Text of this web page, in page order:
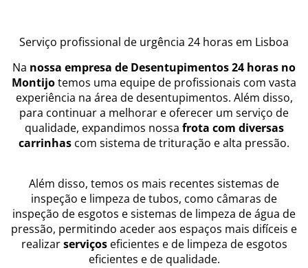
Serviço profissional de urgência 24 horas em Lisboa
Na nossa empresa de Desentupimentos 24 horas no
Montijotemos uma equipe de profissionais com vasta
experiência na área de desentupimentos. Além disso,
para continuar a melhorar e oferecer um serviço de
qualidade, expandimos nossa frota com diversas
carrinhas com sistema de trituração e alta pressão.
Além disso, temos os mais recentes sistemas de
inspeção e limpeza de tubos, como câmaras de
inspeção de esgotos e sistemas de limpeza de água de
pressão, permitindo aceder aos espaços mais difíceis e
realizarserviçoseficientes e de limpeza de esgotos
eficientes e de qualidade.